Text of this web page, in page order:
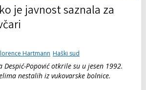
je javnost saznala za
Hartmann Haški sud
Popović otkrile su u jesen 1992.
nestalih iz vukovarske bolnice.